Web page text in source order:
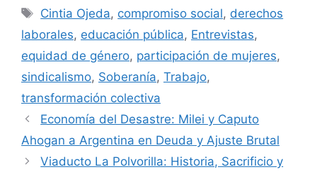
Cintia Ojeda, compromiso social, derechos
laborales, educación pública, Entrevistas,
equidad de género, participación de mujeres,
sindicalismo, Soberanía, Trabajo,
transformación colectiva
Economía del Desastre: Milei y Caputo
Ahogan a Argentina en Deuda y Ajuste Brutal
Viaducto La Polvorilla: Historia, Sacrificio y